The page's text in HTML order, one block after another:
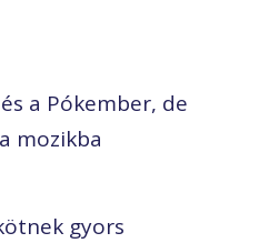
a Pókember, de
mozikba
gyors